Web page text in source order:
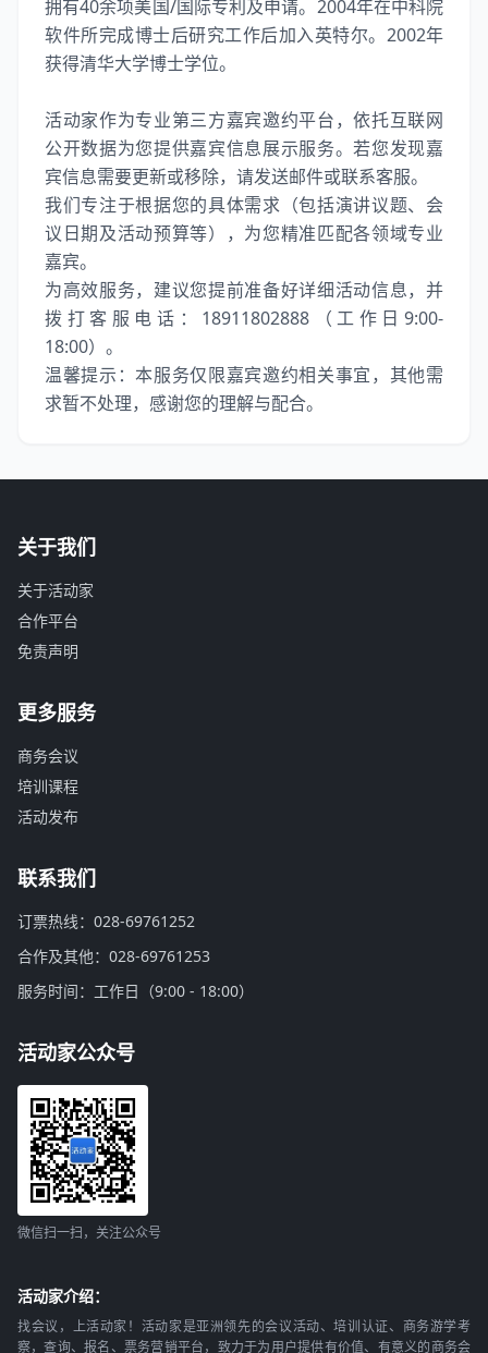
拥有40余项美国/国际专利及申请。2004年在中科院
软件所完成博士后研究工作后加入英特尔。2002年
获得清华大学博士学位。
活动家作为专业第三方嘉宾邀约平台，依托互联网
公开数据为您提供嘉宾信息展示服务。若您发现嘉
宾信息需要更新或移除，请发送邮件或联系客服。
我们专注于根据您的具体需求（包括演讲议题、会
议日期及活动预算等），为您精准匹配各领域专业
嘉宾。
为高效服务，建议您提前准备好详细活动信息，并
拨打客服电话：18911802888（工作日9:00-
18:00）。
温馨提示：本服务仅限嘉宾邀约相关事宜，其他需
求暂不处理，感谢您的理解与配合。
关于我们
关于活动家
合作平台
免责声明
更多服务
商务会议
培训课程
活动发布
联系我们
订票热线：028-69761252
合作及其他：028-69761253
服务时间：工作日（9:00 - 18:00）
活动家公众号
微信扫一扫，关注公众号
活动家介绍：
找会议，上活动家！活动家是亚洲领先的会议活动、培训认证、商务游学考
察，查询、报名、票务营销平台，致力于为用户提供有价值、有意义的商务会